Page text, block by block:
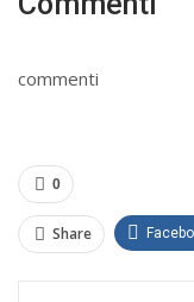
commenti
0
Share